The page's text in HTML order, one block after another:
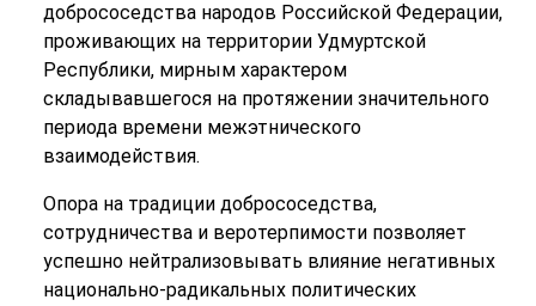
добрососедства народов Российской Федерации,
проживающих на территории Удмуртской
Республики, мирным характером
складывавшегося на протяжении значительного
периода времени межэтнического
взаимодействия.
Опора на традиции добрососедства,
сотрудничества и веротерпимости позволяет
успешно нейтрализовывать влияние негативных
национально-радикальных политических